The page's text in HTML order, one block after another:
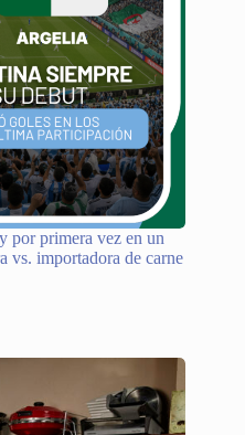
por primera vez en un
vs. importadora de carne